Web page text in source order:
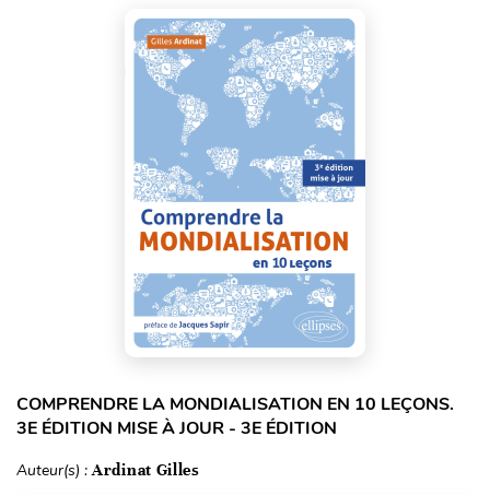
COMPRENDRE LA MONDIALISATION EN 10 LEÇONS.
3E ÉDITION MISE À JOUR - 3E ÉDITION
Auteur(s) :Ardinat Gilles